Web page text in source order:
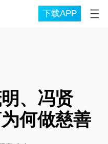
下载APP
、冯贤
何做慈善